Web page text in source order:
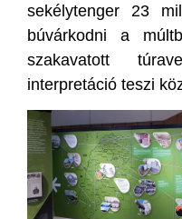
sekélytenger 23
búvárkodni a
szakavatott
interpretáció teszi